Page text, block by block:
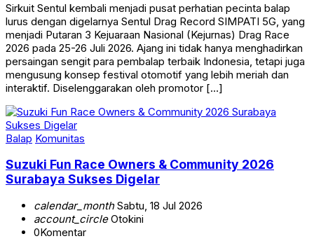
Sirkuit Sentul kembali menjadi pusat perhatian pecinta balap
lurus dengan digelarnya Sentul Drag Record SIMPATI 5G, yang
menjadi Putaran 3 Kejuaraan Nasional (Kejurnas) Drag Race
2026 pada 25-26 Juli 2026. Ajang ini tidak hanya menghadirkan
persaingan sengit para pembalap terbaik Indonesia, tetapi juga
mengusung konsep festival otomotif yang lebih meriah dan
interaktif. Diselenggarakan oleh promotor […]
Balap Komunitas
Suzuki Fun Race Owners & Community 2026
Surabaya Sukses Digelar
calendar_monthSabtu, 18 Jul 2026
account_circleOtokini
0Komentar